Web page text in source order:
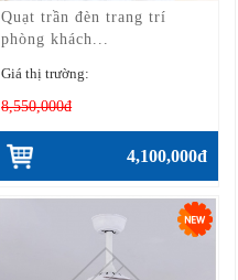
Quạt trần đèn trang trí
phòng khách...
Giá thị trường:
8,550,000đ
4,100,000đ